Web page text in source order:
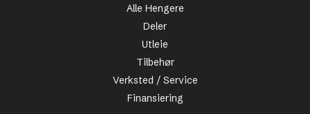
Alle Hengere
Deler
Utleie
Tilbehør
Verksted / Service
Finansiering